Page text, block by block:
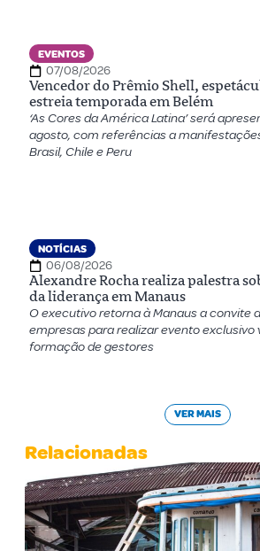
EVENTOS
07/08/2026
Vencedor do Prêmio Shell,
estreia temporada em Belém
‘As Cores da América Latina’ será
agosto, com referências a
Brasil, Chile e Peru
NOTÍCIAS
06/08/2026
Alexandre Rocha realiza palestra
da liderança em Manaus
O executivo retorna à Manaus a convite
empresas para realizar evento exclusivo
formação de gestores
VER MAIS
Relacionadas